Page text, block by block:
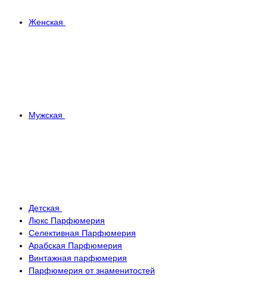
Женская
Мужская
Детская
Люкс Парфюмерия
Селективная Парфюмерия
Арабская Парфюмерия
Винтажная парфюмерия
Парфюмерия от знаменитостей